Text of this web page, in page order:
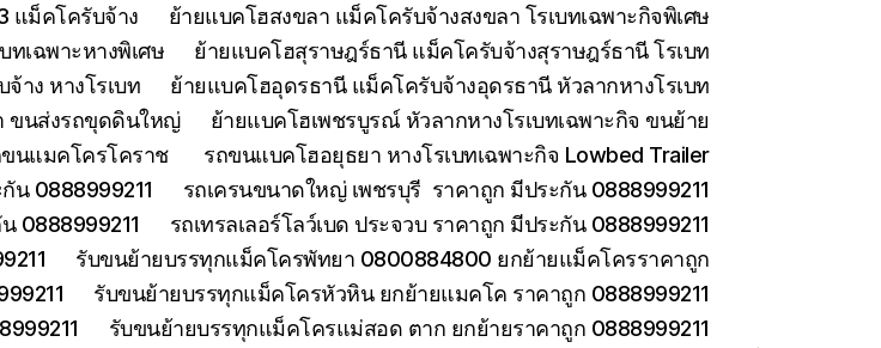
แม็คโครับจ้าง
ย้ายแบคโฮสงขลา แม็คโครับจ้างสงขลา โรเบทเฉพาะกิจพิเศษ
เฉพาะหางพิเศษ
ย้ายแบคโฮสุราษฎร์ธานี แม็คโครับจ้างสุราษฎร์ธานี โรเบท
าง หางโรเบท
ย้ายแบคโฮอุดรธานี แม็คโครับจ้างอุดรธานี หัวลากหางโรเบท
ขนส่งรถขุดดินใหญ่
ย้ายแบคโฮเพชรบูรณ์ หัวลากหางโรเบทเฉพาะกิจ ขนย้าย
นแมคโครโคราช
รถขนแบคโฮอยุธยา หางโรเบทเฉพาะกิจ Lowbed Trailer
น 0888999211
รถเครนขนาดใหญ่ เพชรบุรี ราคาถูก มีประกัน 0888999211
0888999211
รถเทรลเลอร์โลว์เบด ประจวบ ราคาถูก มีประกัน 0888999211
รับขนย้ายบรรทุกแม็คโครพัทยา 0800884800 ยกย้ายแม็คโครราคาถูก
รับขนย้ายบรรทุกแม็คโครหัวหิน ยกย้ายแมคโค ราคาถูก 0888999211
รับขนย้ายบรรทุกแม็คโครแม่สอด ตาก ยกย้ายราคาถูก 0888999211